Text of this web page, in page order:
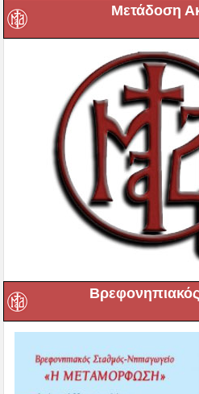
Μετάδοση